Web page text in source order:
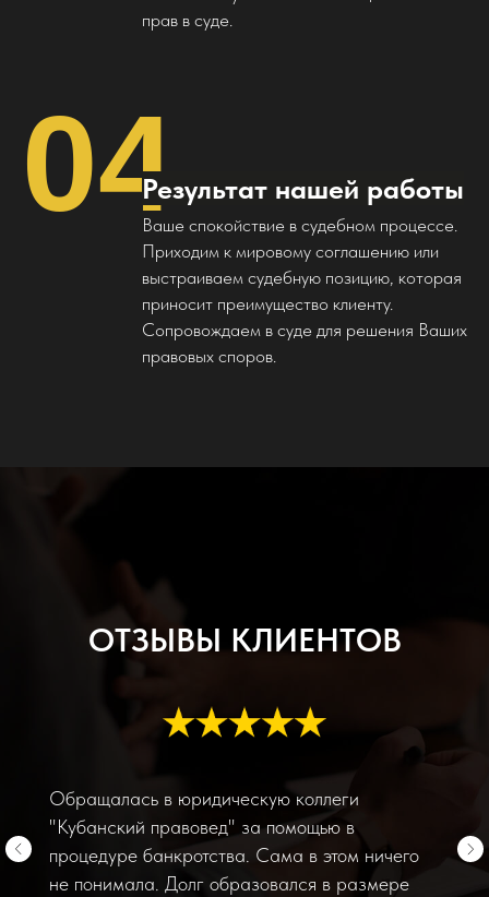
прав в суде.
Результат нашей работы
Ваше спокойствие в судебном процессе.
Приходим к мировому соглашению или
выстраиваем судебную позицию, которая
приносит преимущество клиенту.
Сопровождаем в суде для решения Ваших
правовых споров.
04
ОТЗЫВЫ КЛИЕНТОВ
Обращалась в юридическую коллеги
"Кубанский правовед" за помощью в
процедуре банкротства. Сама в этом ничего
не понимала. Долг образовался в размере